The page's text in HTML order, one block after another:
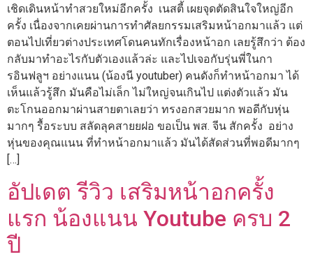
เชิดเดินหน้าทำสวยใหม่อีกครั้ง เนสตี้ เผยจุดตัดสินใจใหญ่อีก
ครั้ง เนื่องจากเคยผ่านการทำศัลยกรรมเสริมหน้าอกมาแล้ว แต่
ตอนไปเที่ยวต่างประเทศโดนคนทักเรื่องหน้าอก เลยรู้สึกว่า ต้อง
กลับมาทำอะไรกับตัวเองแล้วล่ะ และไปเจอกับรุ่นพี่ในกา
รอินฟลูฯ อย่างแนน (น้องนี youtuber) คนดังก็ทำหน้าอกมา ได้
เห็นแล้วรู้สึก มันคือไม่เล็ก ไม่ใหญ่จนเกินไป แต่งตัวแล้ว มัน
ตะโกนออกมาผ่านสายตาเลยว่า ทรงอกสวยมาก พอดีกับหุ่น
มากๆ รื้อระบบ สลัดลุคสายยฝอ ขอเป็น พส. จีน สักครั้ง อย่าง
หุ่นของคุณแนน ที่ทำหน้าอกมาแล้ว มันได้สัดส่วนที่พอดีมากๆ
[…]
อัปเดต รีวิว เสริมหน้าอกครั้ง
แรก น้องแนน Youtube ครบ 2
ปี